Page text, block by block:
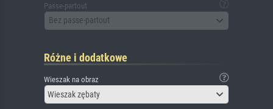
Passe-partout
Bez passe-partout
Różne i dodatkowe
Wieszak na obraz
Wieszak zębaty